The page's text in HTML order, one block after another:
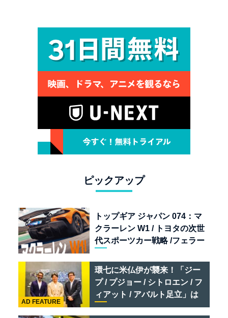
ピックアップ
トップギア ジャパン 074：マ
クラーレン W1 / トヨタの次世
代スポーツカー戦略 /フェラー
リオ /ベントレー スーパース
ポーツ
環七に米仏伊が襲来！「ジー
プ / プジョー / シトロエン / フ
ィアット / アバルト足立」は
クルマのセレクトショップで
AD FEATURE